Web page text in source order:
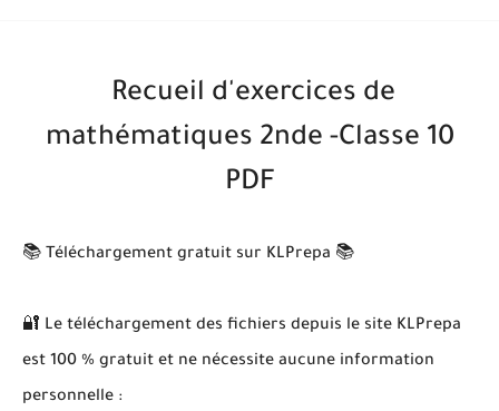
Recueil d'exercices de
mathématiques 2nde -Classe 10
PDF
📚 Téléchargement gratuit sur KLPrepa 📚
🔐 Le téléchargement des fichiers depuis le site KLPrepa
est 100 % gratuit et ne nécessite aucune information
personnelle :